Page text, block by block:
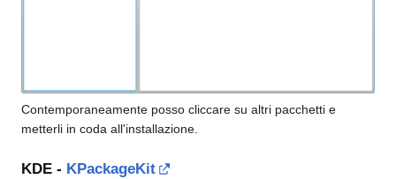
Contemporaneamente posso cliccare su altri pacchetti e
metterli in coda all'installazione.
KDE - KPackageKit